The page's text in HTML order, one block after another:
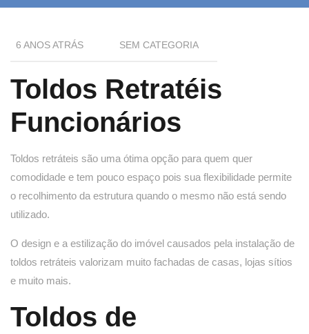
6 ANOS ATRÁS SEM CATEGORIA
Toldos Retratéis
Funcionários
Toldos retráteis são uma ótima opção para quem quer
comodidade e tem pouco espaço pois sua flexibilidade permite
o recolhimento da estrutura quando o mesmo não está sendo
utilizado.
O design e a estilização do imóvel causados pela instalação de
toldos retráteis valorizam muito fachadas de casas, lojas sítios
e muito mais.
Toldos de